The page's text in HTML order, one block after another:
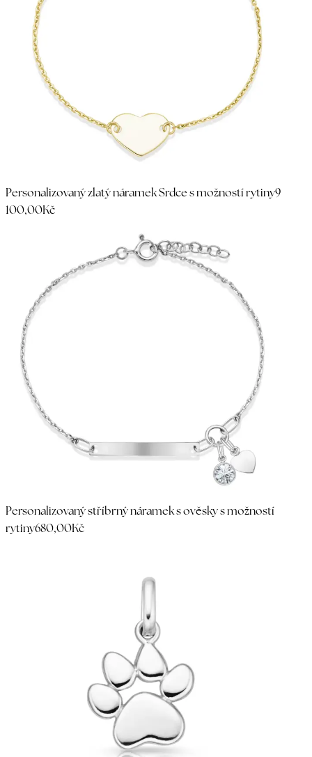
Personalizovaný zlatý náramek Srdce s možností rytiny9
100,00Kč
Personalizovaný stříbrný náramek s ověsky s možností
rytiny680,00Kč